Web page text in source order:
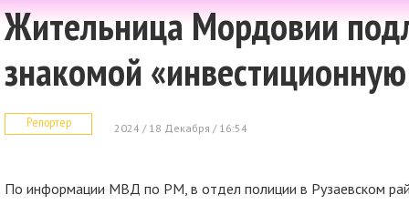
Жительница Мордовии
знакомой
Репортер 2024 / 18 Декабря / 16:54
По информации МВД по РМ, в отдел полиции в Рузаевском